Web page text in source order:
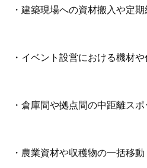
・建築現場への資材搬入や定
・イベント設営における機材
・倉庫間や拠点間の中距離ス
・農業資材や収穫物の一括移動